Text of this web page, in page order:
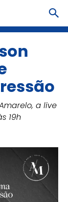
a live
19h